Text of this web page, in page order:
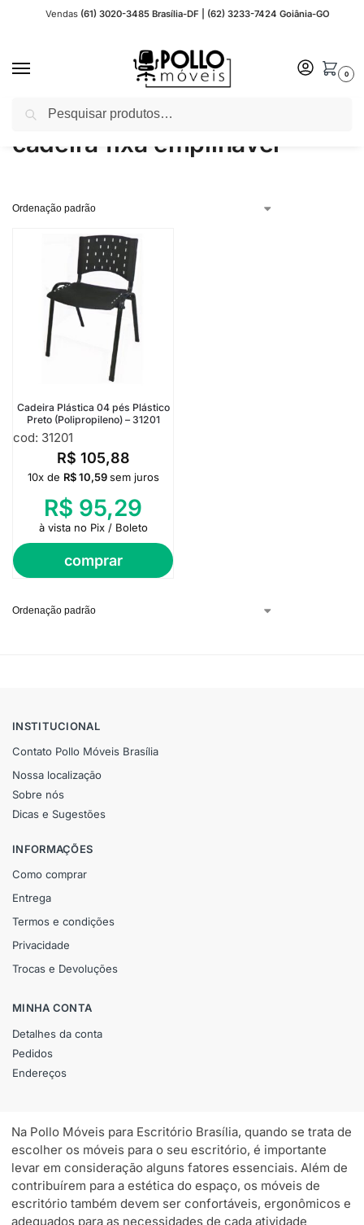
Vendas (61) 3020-3485 Brasília-DF | (62) 3233-7424 Goiânia-GO
0
Início Produtos marcados com a tag “cadeira fixa empilhável”
cadeira fixa empilhável
Cadeira Plástica 04 pés Plástico
Preto (Polipropileno) – 31201
cod: 31201
R$ 105,88
comprar
10x de R$10,59 sem juros
R$ 95,29
à vista no Pix / Boleto
INSTITUCIONAL
Contato Pollo Móveis Brasília
Nossa localização
Sobre nós
Dicas e Sugestões
INFORMAÇÕES
Como comprar
Entrega
Termos e condições
Privacidade
Trocas e Devoluções
MINHA CONTA
Detalhes da conta
Pedidos
Endereços
Na Pollo Móveis para Escritório Brasília, quando se trata de
escolher os móveis para o seu escritório, é importante
levar em consideração alguns fatores essenciais. Além de
contribuírem para a estética do espaço, os móveis de
escritório também devem ser confortáveis, ergonômicos e
adequados para as necessidades de cada atividade